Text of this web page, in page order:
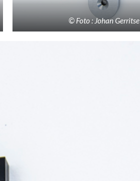
© Foto : Johan Gerritse